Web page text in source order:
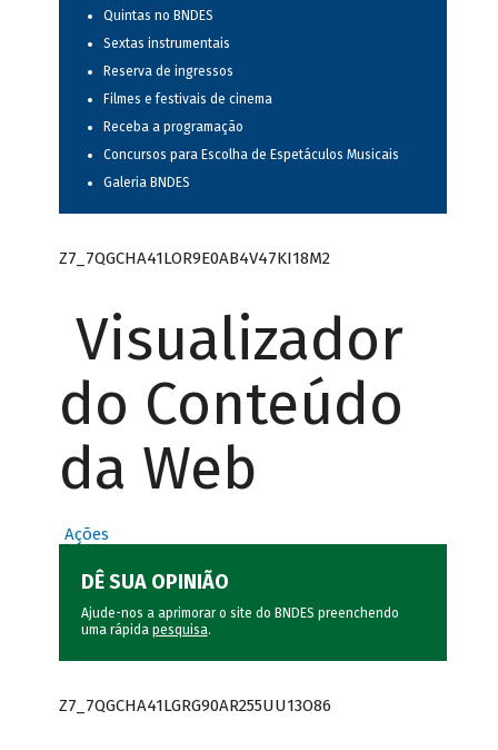
Quintas no BNDES
Sextas instrumentais
Reserva de ingressos
Filmes e festivais de cinema
Receba a programação
Concursos para Escolha de Espetáculos Musicais
Galeria BNDES
Z7_7QGCHA41LOR9E0AB4V47KI18M2
Visualizador
do Conteúdo
da Web
Ações
DÊ SUA OPINIÃO
Ajude-nos a aprimorar o site do BNDES preenchendo
uma rápida pesquisa.
Z7_7QGCHA41LGRG90AR255UU13O86